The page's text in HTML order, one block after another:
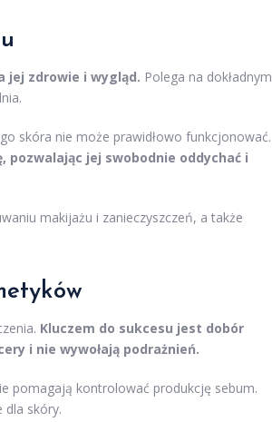
jej zdrowie i wygląd. Polega na dokładnym
skóra nie może prawidłowo funkcjonować.
pozwalając jej swobodnie oddychać i
makijażu i zanieczyszczeń, a także
Kluczem do sukcesu jest dobór
i nie wywołają podrażnień.
pomagają kontrolować produkcję sebum.
dla skóry.